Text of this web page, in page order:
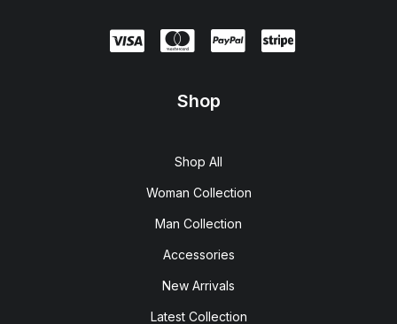
Shop
Shop All
Woman Collection
Man Collection
Accessories
New Arrivals
Latest Collection